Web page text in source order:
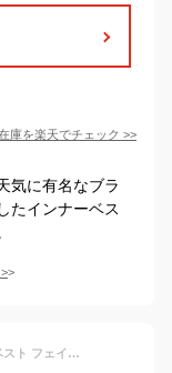
庫を楽天でチェック >>
気に有名なブラ
たインナーベス
>
毛皮ベスト ファーベスト メンズ ショートベスト フェイクファー フード付き おしゃれ 暖かい 防寒 あったか アウター 冬物 新作 送料無料